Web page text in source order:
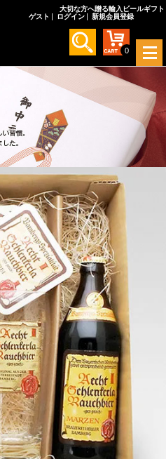
大切な方へ贈る輸入ビールギフト
ゲスト
ログイン 新規会員登録
0
メ
ニ
ー
開
く